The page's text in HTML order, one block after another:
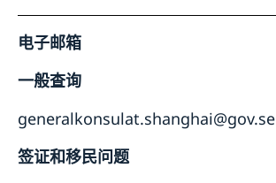
电子邮箱
一般查询
generalkonsulat.shanghai@gov.se
签证和移民问题